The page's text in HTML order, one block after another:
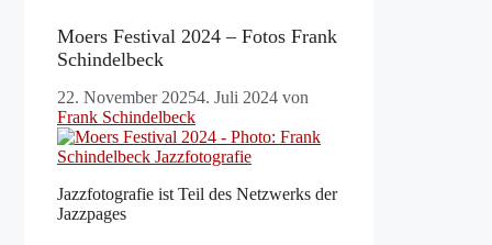
Moers Festival 2024 – Fotos Frank
Schindelbeck
22. November 20254. Juli 2024 von
Frank Schindelbeck
Jazzfotografie ist Teil des Netzwerks der
Jazzpages